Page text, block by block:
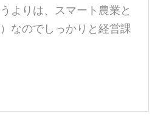
よりは、スマート農業と
なのでしっかりと経営課